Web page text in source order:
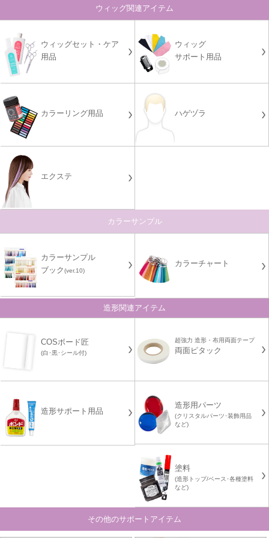
ウィッグ関連アイテム
ウィッグセット・ケア
用品
ウィッグ
サポート用品
カラーリング用品 ハゲヅラ
エクステ
カラーサンプル
カラーサンプル
ブック(ver.10)
カラーチャート
造形関連アイテム
COSボード匠
(白･黒･シール付)
超強力 造形・布用両面テープ
両面ピタック
造形サポート用品
造形用パーツ
(クリスタルパーツ･装飾用品
など)
塗料
(造形トップ/ベース･各種塗料
など)
その他のサポートアイテム